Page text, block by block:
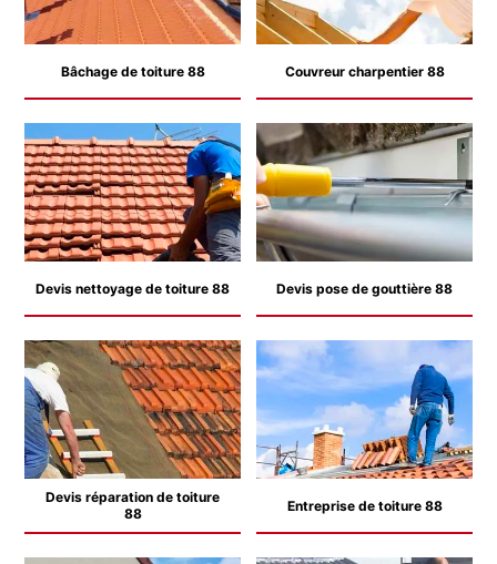
Bâchage de toiture 88 Couvreur charpentier 88
Devis nettoyage de toiture 88 Devis pose de gouttière 88
Devis réparation de toiture
88
Entreprise de toiture 88